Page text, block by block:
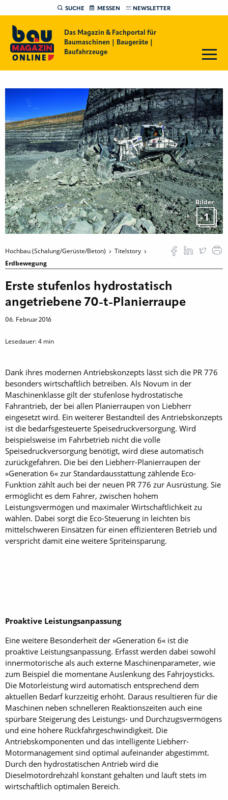
SUCHE MESSEN NEWSLETTER
Das Magazin & Fachportal für
Baumaschinen | Baugeräte |
Baufahrzeuge
Bilder
1
Hochbau (Schalung/Gerüste/Beton)
Titelstory
Erdbewegung
Erste stufenlos hydrostatisch
angetriebene 70-t-Planierraupe
06. Februar 2016
Lesedauer:4 min
Dank ihres modernen Antriebskonzepts lässt sich die PR 776
besonders wirtschaftlich betreiben. Als Novum in der
Maschinenklasse gilt der stufenlose hydrostatische
Fahrantrieb, der bei allen Planierraupen von Liebherr
eingesetzt wird. Ein weiterer Bestandteil des Antriebskonzepts
ist die bedarfsgesteuerte Speisedruckversorgung. Wird
beispielsweise im Fahrbetrieb nicht die volle
Speisedruckversorgung benötigt, wird diese automatisch
zurückgefahren. Die bei den Liebherr-Planierraupen der
»Generation 6« zur Standardausstattung zählende Eco-
Funktion zählt auch bei der neuen PR 776 zur Ausrüstung. Sie
ermöglicht es dem Fahrer, zwischen hohem
Leistungsvermögen und maximaler Wirtschaftlichkeit zu
wählen. Dabei sorgt die Eco-Steuerung in leichten bis
mittelschweren Einsätzen für einen effizienteren Betrieb und
verspricht damit eine weitere Spriteinsparung.
Proaktive Leistungsanpassung
Eine weitere Besonderheit der »Generation 6« ist die
proaktive Leistungsanpassung. Erfasst werden dabei sowohl
innermotorische als auch externe Maschinenparameter, wie
zum Beispiel die momentane Auslenkung des Fahrjoysticks.
Die Motorleistung wird automatisch entsprechend dem
aktuellen Bedarf kurzzeitig erhöht. Daraus resultieren für die
Maschinen neben schnelleren Reaktionszeiten auch eine
spürbare Steigerung des Leistungs- und Durchzugsvermögens
und eine höhere Rückfahrgeschwindigkeit. Die
Antriebskomponenten und das intelligente Liebherr-
Motormanagement sind optimal aufeinander abgestimmt.
Durch den hydrostatischen Antrieb wird die
Dieselmotordrehzahl konstant gehalten und läuft stets im
wirtschaftlich optimalen Bereich.